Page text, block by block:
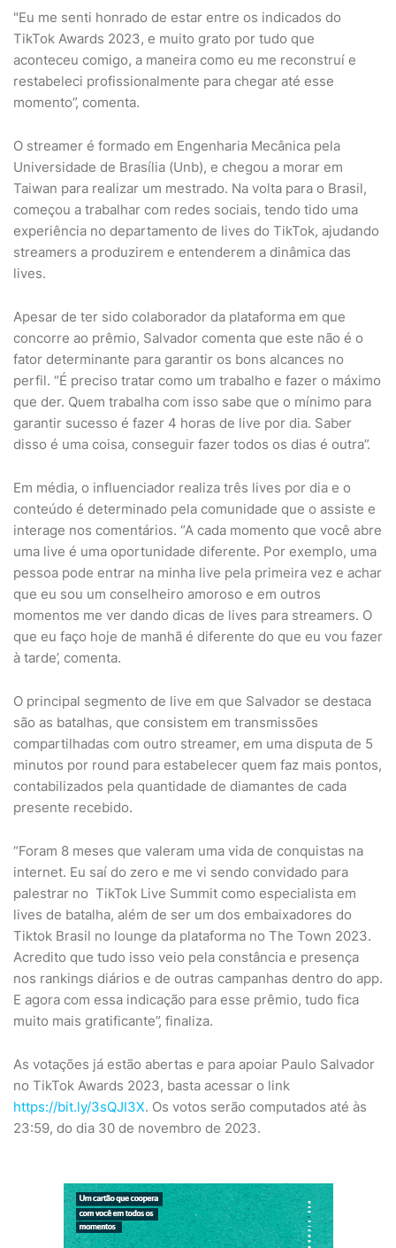
"Eu me senti honrado de estar entre os indicados do
TikTok Awards 2023, e muito grato por tudo que
aconteceu comigo, a maneira como eu me reconstruí e
restabeleci profissionalmente para chegar até esse
momento”, comenta.
O streamer é formado em Engenharia Mecânica pela
Universidade de Brasília (Unb), e chegou a morar em
Taiwan para realizar um mestrado. Na volta para o Brasil,
começou a trabalhar com redes sociais, tendo tido uma
experiência no departamento de lives do TikTok, ajudando
streamers a produzirem e entenderem a dinâmica das
lives.
Apesar de ter sido colaborador da plataforma em que
concorre ao prêmio, Salvador comenta que este não é o
fator determinante para garantir os bons alcances no
perfil. “É preciso tratar como um trabalho e fazer o máximo
que der. Quem trabalha com isso sabe que o mínimo para
garantir sucesso é fazer 4 horas de live por dia. Saber
disso é uma coisa, conseguir fazer todos os dias é outra”.
Em média, o influenciador realiza três lives por dia e o
conteúdo é determinado pela comunidade que o assiste e
interage nos comentários. “A cada momento que você abre
uma live é uma oportunidade diferente. Por exemplo, uma
pessoa pode entrar na minha live pela primeira vez e achar
que eu sou um conselheiro amoroso e em outros
momentos me ver dando dicas de lives para streamers. O
que eu faço hoje de manhã é diferente do que eu vou fazer
à tarde’, comenta.
O principal segmento de live em que Salvador se destaca
são as batalhas, que consistem em transmissões
compartilhadas com outro streamer, em uma disputa de 5
minutos por round para estabelecer quem faz mais pontos,
contabilizados pela quantidade de diamantes de cada
presente recebido.
“Foram 8 meses que valeram uma vida de conquistas na
internet. Eu saí do zero e me vi sendo convidado para
palestrar no TikTok Live Summit como especialista em
lives de batalha, além de ser um dos embaixadores do
Tiktok Brasil no lounge da plataforma no The Town 2023.
Acredito que tudo isso veio pela constância e presença
nos rankings diários e de outras campanhas dentro do app.
E agora com essa indicação para esse prêmio, tudo fica
muito mais gratificante”, finaliza.
As votações já estão abertas e para apoiar Paulo Salvador
no TikTok Awards 2023, basta acessar o link
https://bit.ly/3sQJI3X. Os votos serão computados até às
23:59, do dia 30 de novembro de 2023.